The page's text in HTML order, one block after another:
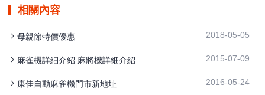
相關內容
母親節特價優惠 2018-05-05
麻雀機詳細介紹 麻將機詳細介紹 2015-07-09
康佳自動麻雀機門市新地址 2016-05-24